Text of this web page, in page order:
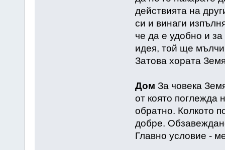
действията на
си и винаги
че да е удобно и
идея, той ще
Затова хората
Дом За човека
от която поглежда
обратно. Колкото
добре.
Главно условие -